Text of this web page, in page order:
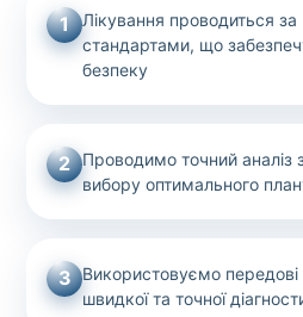
1
Лікування проводиться за
стандартами, що
безпеку
2
Проводимо точний аналіз
вибору оптимального
3 Використовуємо передові
швидкої та точної